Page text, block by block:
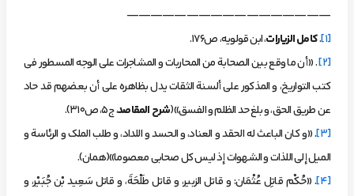
—————————————————
[1]
.کامل الزیارات، ابن قولویه، ص176.
[2] . «أن ما وقع بين الصحابة من المحاربات و المشاجرات على الوجه المسطور في
كتب التواريخ، و المذكور على ألسنة الثقات يدل بظاهره على أن بعضهم قد حاد
عن طريق الحق، و بلغ حد الظلم و الفسق»(شرح المقاصد، ج5، ص310).
[3]
. «و كان الباعث له الحقد و العناد، و الحسد و اللداد، و طلب الملك و الرئاسة و
الميل إلى اللذات و الشهوات إذ ليس كل صحابي معصوما»(همان).
[4]
. «حُكْم قاتِل عُثْمَان: و قاتل الزبير، و قاتل طَلْحَةَ، و قاتل سَعِيد بْن جُبَيْر، و